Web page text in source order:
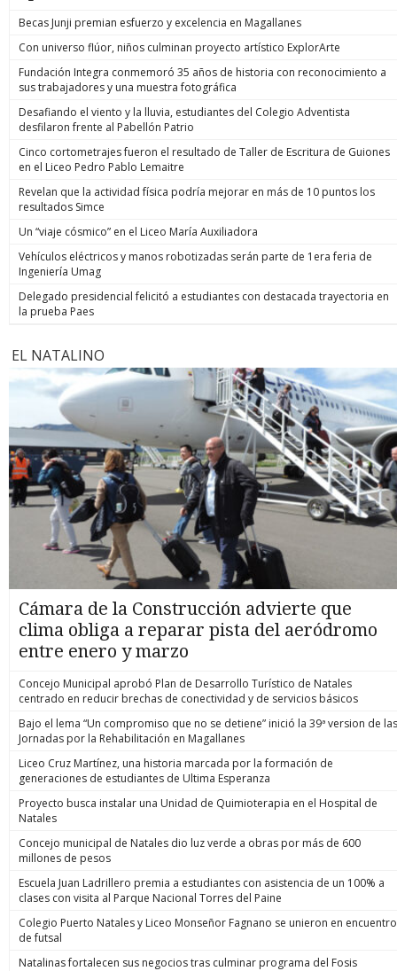
Becas Junji premian esfuerzo y excelencia en Magallanes
Con universo flúor, niños culminan proyecto artístico ExplorArte
Fundación Integra conmemoró 35 años de historia con reconocimiento a
sus trabajadores y una muestra fotográfica
Desafiando el viento y la lluvia, estudiantes del Colegio Adventista
desfilaron frente al Pabellón Patrio
Cinco cortometrajes fueron el resultado de Taller de Escritura de Guiones
en el Liceo Pedro Pablo Lemaitre
Revelan que la actividad física podría mejorar en más de 10 puntos los
resultados Simce
Un “viaje cósmico” en el Liceo María Auxiliadora
Vehículos eléctricos y manos robotizadas serán parte de 1era feria de
Ingeniería Umag
Delegado presidencial felicitó a estudiantes con destacada trayectoria en
la prueba Paes
EL NATALINO
Cámara de la Construcción advierte que
clima obliga a reparar pista del aeródromo
entre enero y marzo
Concejo Municipal aprobó Plan de Desarrollo Turístico de Natales
centrado en reducir brechas de conectividad y de servicios básicos
Bajo el lema “Un compromiso que no se detiene” inició la 39ª version de las
Jornadas por la Rehabilitación en Magallanes
Liceo Cruz Martínez, una historia marcada por la formación de
generaciones de estudiantes de Ultima Esperanza
Proyecto busca instalar una Unidad de Quimioterapia en el Hospital de
Natales
Concejo municipal de Natales dio luz verde a obras por más de 600
millones de pesos
Escuela Juan Ladrillero premia a estudiantes con asistencia de un 100% a
clases con visita al Parque Nacional Torres del Paine
Colegio Puerto Natales y Liceo Monseñor Fagnano se unieron en encuentro
de futsal
Natalinas fortalecen sus negocios tras culminar programa del Fosis